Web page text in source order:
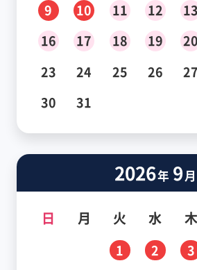
9
10 11 12 13
16
17 18 19 20
23
24 25 26 27
30
31
2026年 9月
日 月 火 水 木
1 2 3